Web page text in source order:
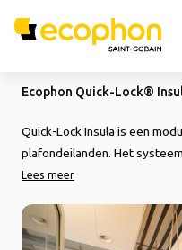
Ecophon Quick-Lock®
Quick-Lock Insula is een
plafondeilanden. Het
Lees meer